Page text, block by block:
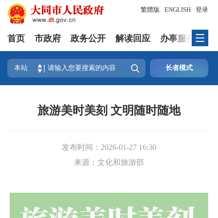
登录
繁體版 ENGLISH
首页 市政府 政务公开 解读回应 办事服务
本站  长者模式
旅游美时美刻 文明随时随地
发布时间： 2026-01-27 16:30
来源： 文化和旅游部